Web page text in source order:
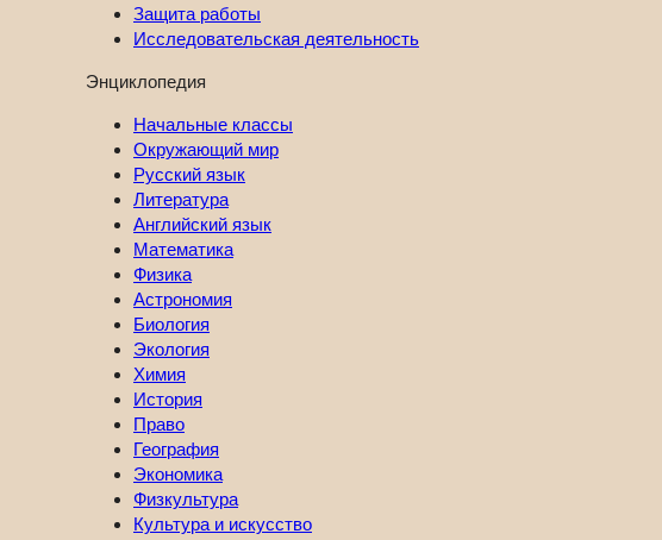
Защита работы
Исследовательская деятельность
Энциклопедия
Начальные классы
Окружающий мир
Русский язык
Литература
Английский язык
Математика
Физика
Астрономия
Биология
Экология
Химия
История
Право
География
Экономика
Физкультура
Культура и искусство